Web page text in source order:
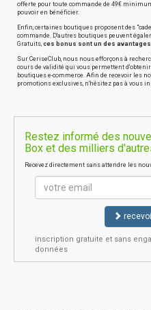
offerte pour toute commande de 49€
pouvoir en bénéficier.
Enfin, certaines boutiques proposent des
commande. D'autres boutiques peuvent
Gratuits, ces bonus sont un des
Sur CeriseClub, nous nous efforçons à
cours de validité qui vous permettent
boutiques e-commerce. Afin de recevoir les
promotions exclusives, n'hésitez pas à vous
Restez informé des
Box et des milliers
Recevez directement sans attendre les
inscription gratuite et sans
données